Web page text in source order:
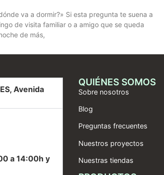
va a dormir?» Si esta pregunta te suena a
de visita familiar o a amigo que se queda
de más,
Avenida
a 14:00h y
QUIÉNES SOMOS
Sobre nosotros
Blog
Preguntas frecuentes
Nuestros proyectos
Nuestras tiendas